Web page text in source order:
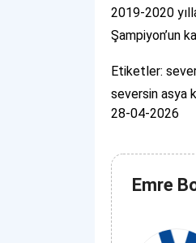
2019-2020
Şampiyon’un
Etiketler:
seversin asya
28-04-2026
Emre